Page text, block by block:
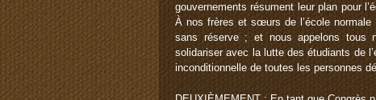
gouvernements résument leur plan pour
À nos frères et sœurs de l’école
sans réserve ; et nous appelons tous
solidariser avec la lutte des étudiants de
inconditionnelle de toutes les personnes